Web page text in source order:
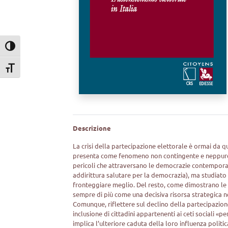
Attiva/disattiva alto contrasto
Attiva/disattiva dimensione testo
Descrizione
La crisi della partecipazione elettorale è ormai da
presenta come fenomeno non contingente e
pericoli che attraversano le democrazie
addirittura salutare per la democrazia), ma
fronteggiare meglio. Del resto, come dimostrano
sempre di più come una decisiva risorsa
Comunque, riflettere sul declino della
inclusione di cittadini appartenenti ai ceti sociali
implica l’ulteriore caduta della loro influenza